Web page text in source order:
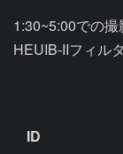
1:30~5:00での
HEUIB-IIフィル
ID